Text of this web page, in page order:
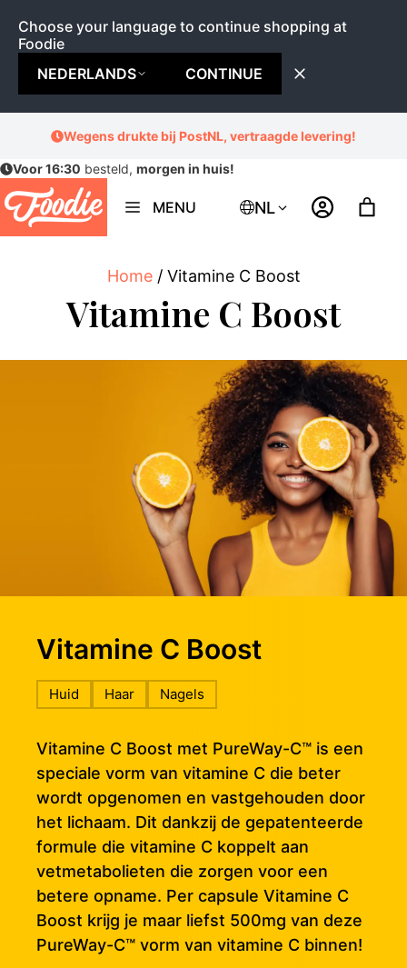
Choose your language to continue shopping at
Foodie
NEDERLANDS
CONTINUE
de
inhoud
Wegens drukte bij PostNL, vertraagde levering!
Voor 16:30 besteld, morgen in huis!
MENU NL
Home/ Vitamine C Boost
Vitamine C Boost
Vitamine C Boost
Huid Haar Nagels
Vitamine C Boost met PureWay-C™ is een
speciale vorm van vitamine C die beter
wordt opgenomen en vastgehouden door
het lichaam. Dit dankzij de gepatenteerde
formule die vitamine C koppelt aan
vetmetabolieten die zorgen voor een
betere opname. Per capsule Vitamine C
Boost krijg je maar liefst 500mg van deze
PureWay-C™ vorm van vitamine C binnen!